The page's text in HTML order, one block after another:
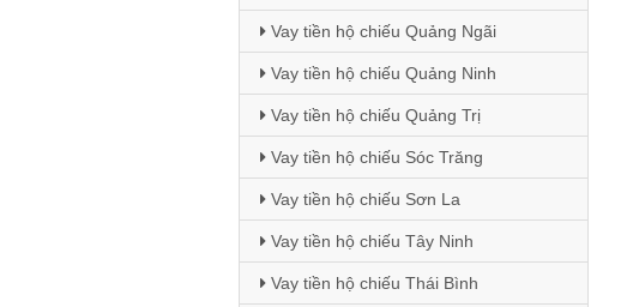
Vay tiền hộ chiếu Quảng Ngãi
Vay tiền hộ chiếu Quảng Ninh
Vay tiền hộ chiếu Quảng Trị
Vay tiền hộ chiếu Sóc Trăng
Vay tiền hộ chiếu Sơn La
Vay tiền hộ chiếu Tây Ninh
Vay tiền hộ chiếu Thái Bình